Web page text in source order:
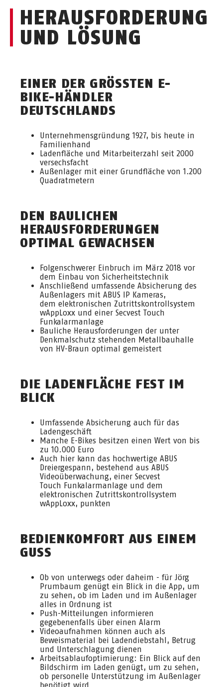
HERAUSFORDERUNG
UND LÖSUNG
EINER DER GRÖSSTEN E-B
IKE-HÄNDLER D
EUTSCHLANDS
Unternehmensgründung 1927, bis heute in
Familienhand
Ladenfläche und Mitarbeiterzahl seit 2000
versechsfacht
Außenlager mit einer Grundfläche von 1.200
Quadratmetern
DEN BAULICHEN
HERAUSFORDERUNGEN
OPTIMAL GEWACHSEN
Folgenschwerer Einbruch im März 2018 vor
dem Einbau von Sicherheitstechnik
Anschließend umfassende Absicherung des
Außenlagers mit ABUS IP Kameras,
dem elektronischen Zutrittskontrollsystem
wAppLoxx und einer Secvest Touch
Funkalarmanlage
Bauliche Herausforderungen der unter
Denkmalschutz stehenden Metallbauhalle
von HV-Braun optimal gemeistert
DIE LADENFLÄCHE FEST IM
BLICK
Umfassende Absicherung auch für das
Ladengeschäft
Manche E-Bikes besitzen einen Wert von bis
zu 10.000 Euro
Auch hier kann das hochwertige ABUS
Dreiergespann, bestehend aus ABUS
Videoüberwachung, einer Secvest
Touch Funkalarmanlage und dem
elektronischen Zutrittskontrollsystem
wAppLoxx, punkten
BEDIENKOMFORT AUS EINEM
GUSS
Ob von unterwegs oder daheim - für Jörg
Prumbaum genügt ein Blick in die App, um
zu sehen, ob im Laden und im Außenlager
alles in Ordnung ist
Push-Mitteilungen informieren
gegebenenfalls über einen Alarm
Videoaufnahmen können auch als
Beweismaterial bei Ladendiebstahl, Betrug
und Unterschlagung dienen
Arbeitsablaufoptimierung: Ein Blick auf den
Bildschirm im Laden genügt, um zu sehen,
ob personelle Unterstützung im Außenlager